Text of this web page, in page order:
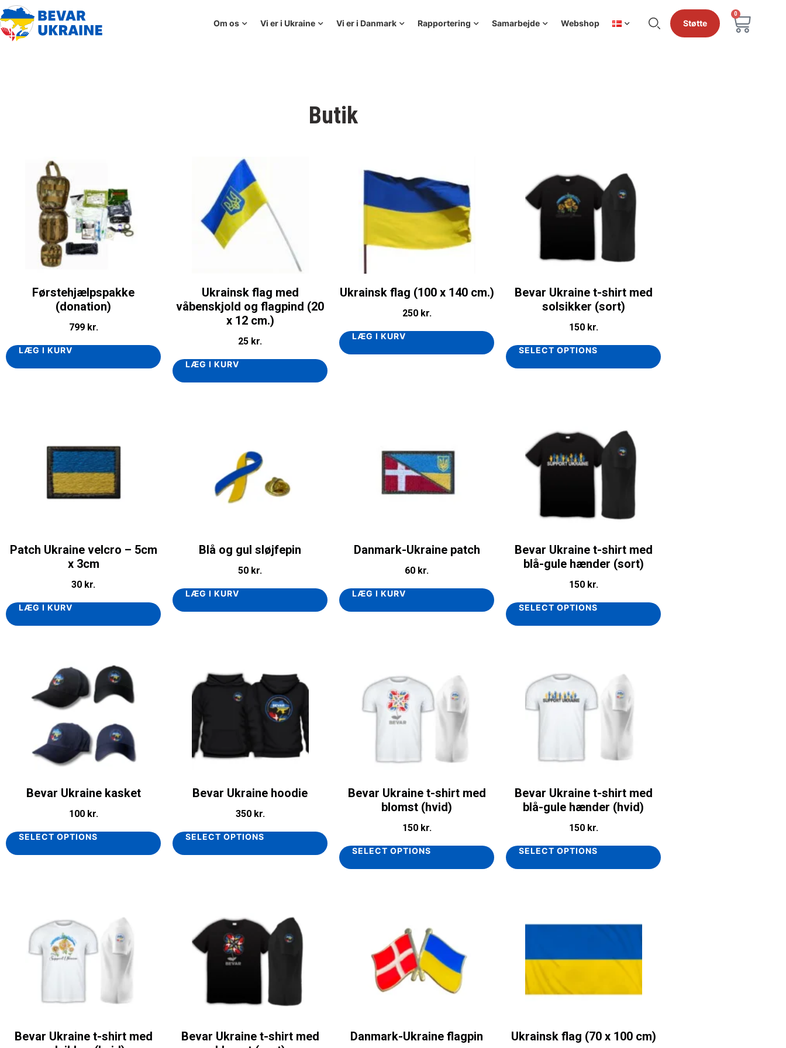
Om os Vi er i Ukraine Vi er i Danmark Rapportering Samarbejde Webshop Støtte
0
Butik
Førstehjælpspakke
(donation)
799 kr.
LÆG I KURV
Ukrainsk flag med
våbenskjold og flagpind (20
x 12 cm.)
25 kr.
LÆG I KURV
Ukrainsk flag (100 x 140 cm.)
250 kr.
LÆG I KURV
Bevar Ukraine t-shirt med
solsikker (sort)
150 kr.
SELECT OPTIONS
Patch Ukraine velcro – 5cm
x 3cm
30 kr.
LÆG I KURV
Blå og gul sløjfepin
50 kr.
LÆG I KURV
Danmark-Ukraine patch
60 kr.
LÆG I KURV
Bevar Ukraine t-shirt med
blå-gule hænder (sort)
150 kr.
SELECT OPTIONS
Bevar Ukraine kasket
100 kr.
SELECT OPTIONS
Bevar Ukraine hoodie
350 kr.
SELECT OPTIONS
Bevar Ukraine t-shirt med
blomst (hvid)
150 kr.
SELECT OPTIONS
Bevar Ukraine t-shirt med
blå-gule hænder (hvid)
150 kr.
SELECT OPTIONS
Bevar Ukraine t-shirt med
Bevar Ukraine t-shirt med
Danmark-Ukraine flagpin Ukrainsk flag (70 x 100 cm)